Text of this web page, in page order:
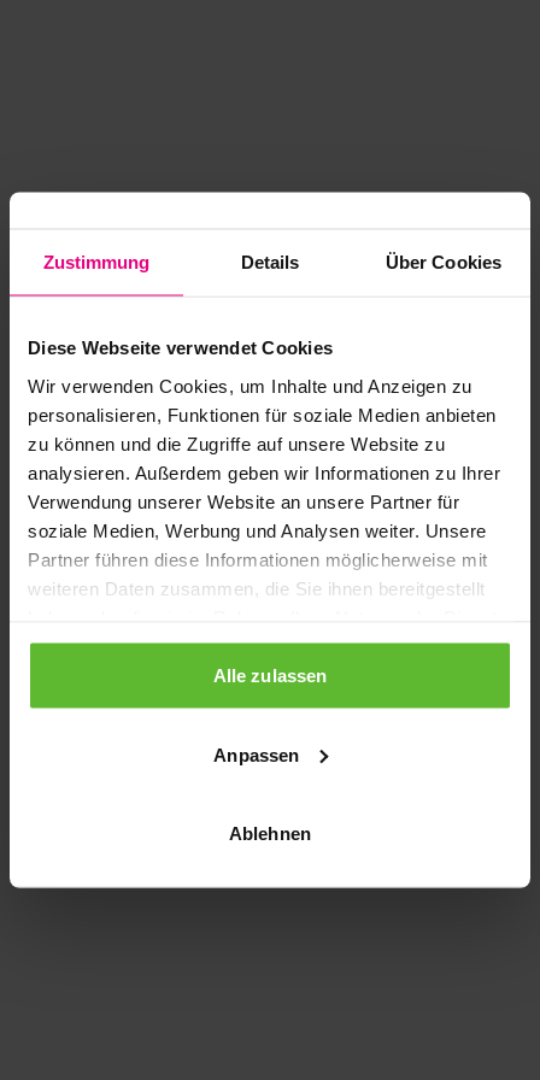
Zustimmung Details Über Cookies
Diese Webseite verwendet Cookies
Wir verwenden Cookies, um Inhalte und Anzeigen zu
personalisieren, Funktionen für soziale Medien anbieten
zu können und die Zugriffe auf unsere Website zu
analysieren. Außerdem geben wir Informationen zu Ihrer
Verwendung unserer Website an unsere Partner für
soziale Medien, Werbung und Analysen weiter. Unsere
Partner führen diese Informationen möglicherweise mit
weiteren Daten zusammen, die Sie ihnen bereitgestellt
gesammelt haben.
Alle zulassen
Anpassen
Ablehnen
Application error: a client-side exception has occurred
loading www.kurzwego.de (see the browser console for more
information).